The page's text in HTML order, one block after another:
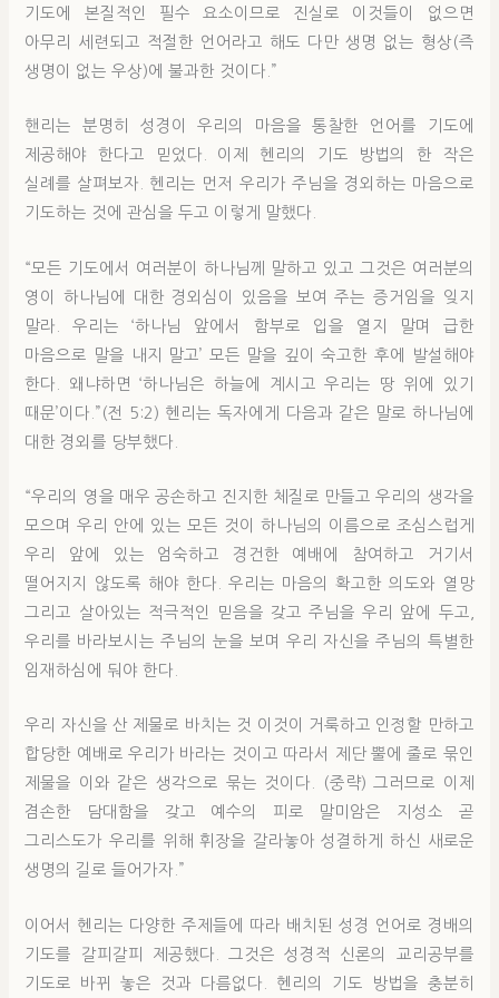
기도에 본질적인 필수 요소이므로 진실로 이것들이 없으면
아무리 세련되고 적절한 언어라고 해도 다만 생명 없는 형상(즉
생명이 없는 우상)에 불과한 것이다.”
핸리는 분명히 성경이 우리의 마음을 통찰한 언어를 기도에
제공해야 한다고 믿었다. 이제 헨리의 기도 방법의 한 작은
실례를 살펴보자. 헨리는 먼저 우리가 주님을 경외하는 마음으로
기도하는 것에 관심을 두고 이렇게 말했다.
“모든 기도에서 여러분이 하나님께 말하고 있고 그것은 여러분의
영이 하나님에 대한 경외심이 있음을 보여 주는 증거임을 잊지
말라. 우리는 ‘하나님 앞에서 함부로 입을 열지 말며 급한
마음으로 말을 내지 말고’ 모든 말을 깊이 숙고한 후에 발설해야
한다. 왜냐하면 ‘하나님은 하늘에 계시고 우리는 땅 위에 있기
때문’이다.”(전 5:2) 헨리는 독자에게 다음과 같은 말로 하나님에
대한 경외를 당부했다.
“우리의 영을 매우 공손하고 진지한 체질로 만들고 우리의 생각을
모으며 우리 안에 있는 모든 것이 하나님의 이름으로 조심스럽게
우리 앞에 있는 엄숙하고 경건한 예배에 참여하고 거기서
떨어지지 않도록 해야 한다. 우리는 마음의 확고한 의도와 열망
그리고 살아있는 적극적인 믿음을 갖고 주님을 우리 앞에 두고,
우리를 바라보시는 주님의 눈을 보며 우리 자신을 주님의 특별한
임재하심에 둬야 한다.
우리 자신을 산 제물로 바치는 것 이것이 거룩하고 인정할 만하고
합당한 예배로 우리가 바라는 것이고 따라서 제단 뿔에 줄로 묶인
제물을 이와 같은 생각으로 묶는 것이다. (중략) 그러므로 이제
겸손한 담대함을 갖고 예수의 피로 말미암은 지성소 곧
그리스도가 우리를 위해 휘장을 갈라놓아 성결하게 하신 새로운
생명의 길로 들어가자.”
이어서 헨리는 다양한 주제들에 따라 배치된 성경 언어로 경배의
기도를 갈피갈피 제공했다. 그것은 성경적 신론의 교리공부를
기도로 바뀌 놓은 것과 다름없다. 헨리의 기도 방법을 충분히